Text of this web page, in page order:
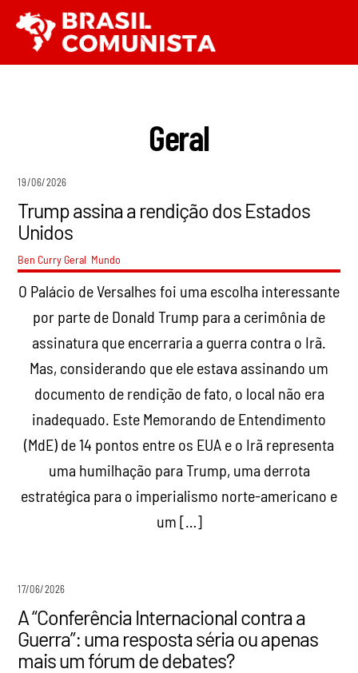
para
o
Geral
19/06/2026
Trump assina a rendição dos Estados
Unidos
Ben Curry Geral Mundo
O Palácio de Versalhes foi uma escolha interessante
por parte de Donald Trump para a cerimônia de
assinatura que encerraria a guerra contra o Irã.
Mas, considerando que ele estava assinando um
documento de rendição de fato, o local não era
inadequado. Este Memorando de Entendimento
(MdE) de 14 pontos entre os EUA e o Irã representa
uma humilhação para Trump, uma derrota
estratégica para o imperialismo norte-americano e
um […]
17/06/2026
A “Conferência Internacional contra a
Guerra”: uma resposta séria ou apenas
mais um fórum de debates?